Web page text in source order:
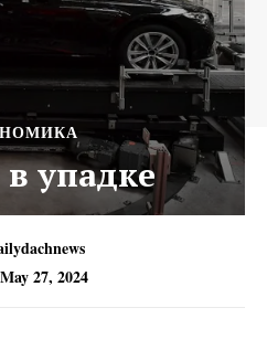
упадке
May 27, 2024